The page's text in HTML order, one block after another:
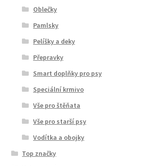
Oblečky
Pamlsky
Pelíšky a deky
Přepravky
Smart doplňky pro psy
Speciální krmivo
Vše pro štěňata
Vše pro starší psy
Vodítka a obojky
Top značky